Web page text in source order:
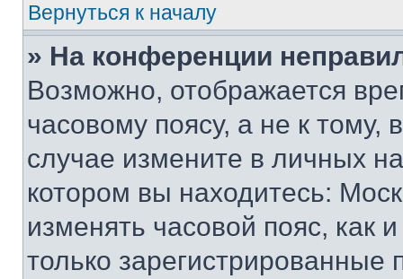
Вернуться к началу
» На конференции
Возможно, отображается
часовому поясу, а не к тому,
случае измените в личных
котором вы находитесь:
изменять часовой пояс, как
только